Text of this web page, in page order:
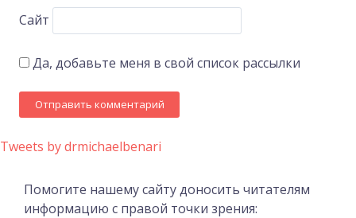
Сайт
Да, добавьте меня в свой список рассылки
Tweets by drmichaelbenari
Помогите нашему сайту доносить читателям
информацию с правой точки зрения: